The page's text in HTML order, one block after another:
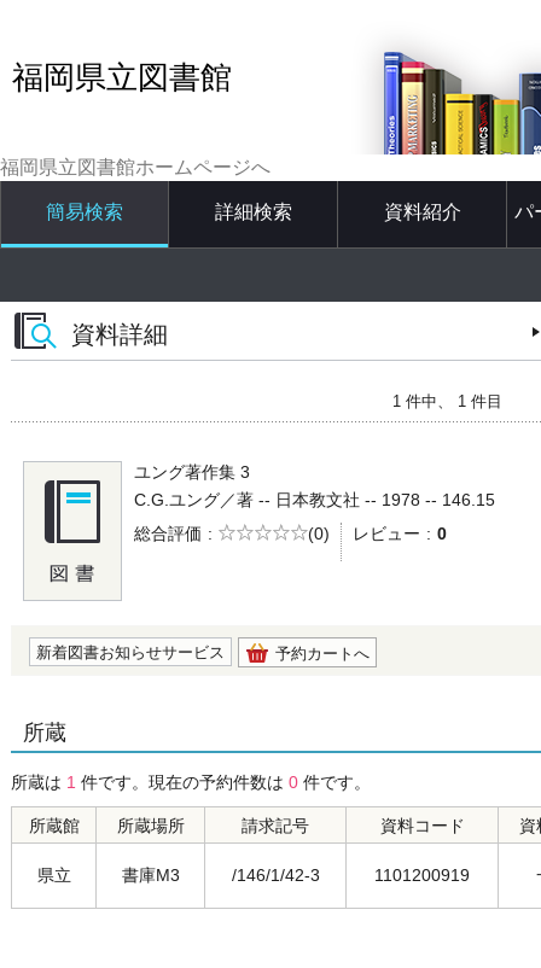
福岡県立図書館
福岡県立図書館ホームページへ
簡易検索 詳細検索 資料紹介 パ
資料詳細
1 件中、 1 件目
ユング著作集 3
C.G.ユング／著 -- 日本教文社 -- 1978 -- 146.15
総合評価
5段階評価
(0) レビュー 0
新着図書お知らせサービス 予約カートへ
所蔵
所蔵は 1 件です。現在の予約件数は 0 件です。
所蔵館 所蔵場所 請求記号 資料コード 資
県立 書庫M3 /146/1/42-3 1101200919